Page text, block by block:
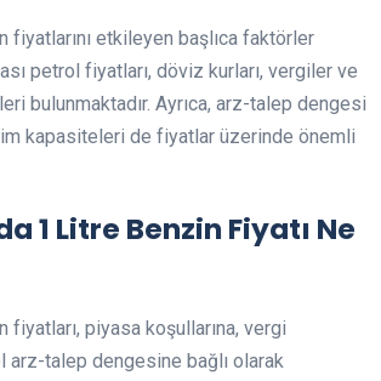
fiyatlarını etkileyen başlıca faktörler
petrol fiyatları, döviz kurları, vergiler ve
bulunmaktadır. Ayrıca, arz-talep dengesi
kapasiteleri de fiyatlar üzerinde önemli
1 Litre Benzin Fiyatı Ne
fiyatları, piyasa koşullarına, vergi
arz-talep dengesine bağlı olarak